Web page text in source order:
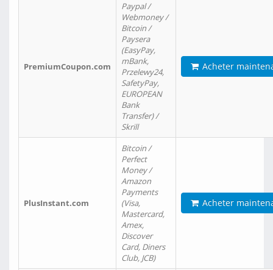
PremiumCoupon.com
Paypal /
Webmoney /
Bitcoin /
Paysera
(EasyPay,
mBank,
Przelewy24,
SafetyPay,
EUROPEAN
Bank
Transfer) /
Skrill
Acheter
PlusInstant.com
Bitcoin /
Perfect
Money /
Amazon
Payments
(Visa,
Mastercard,
Amex,
Discover
Card, Diners
Club, JCB)
Acheter